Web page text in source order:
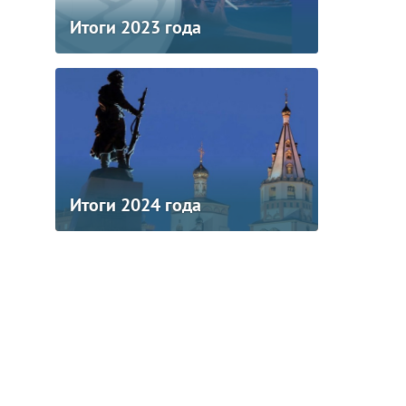
Итоги 2023 года
Итоги 2024 года